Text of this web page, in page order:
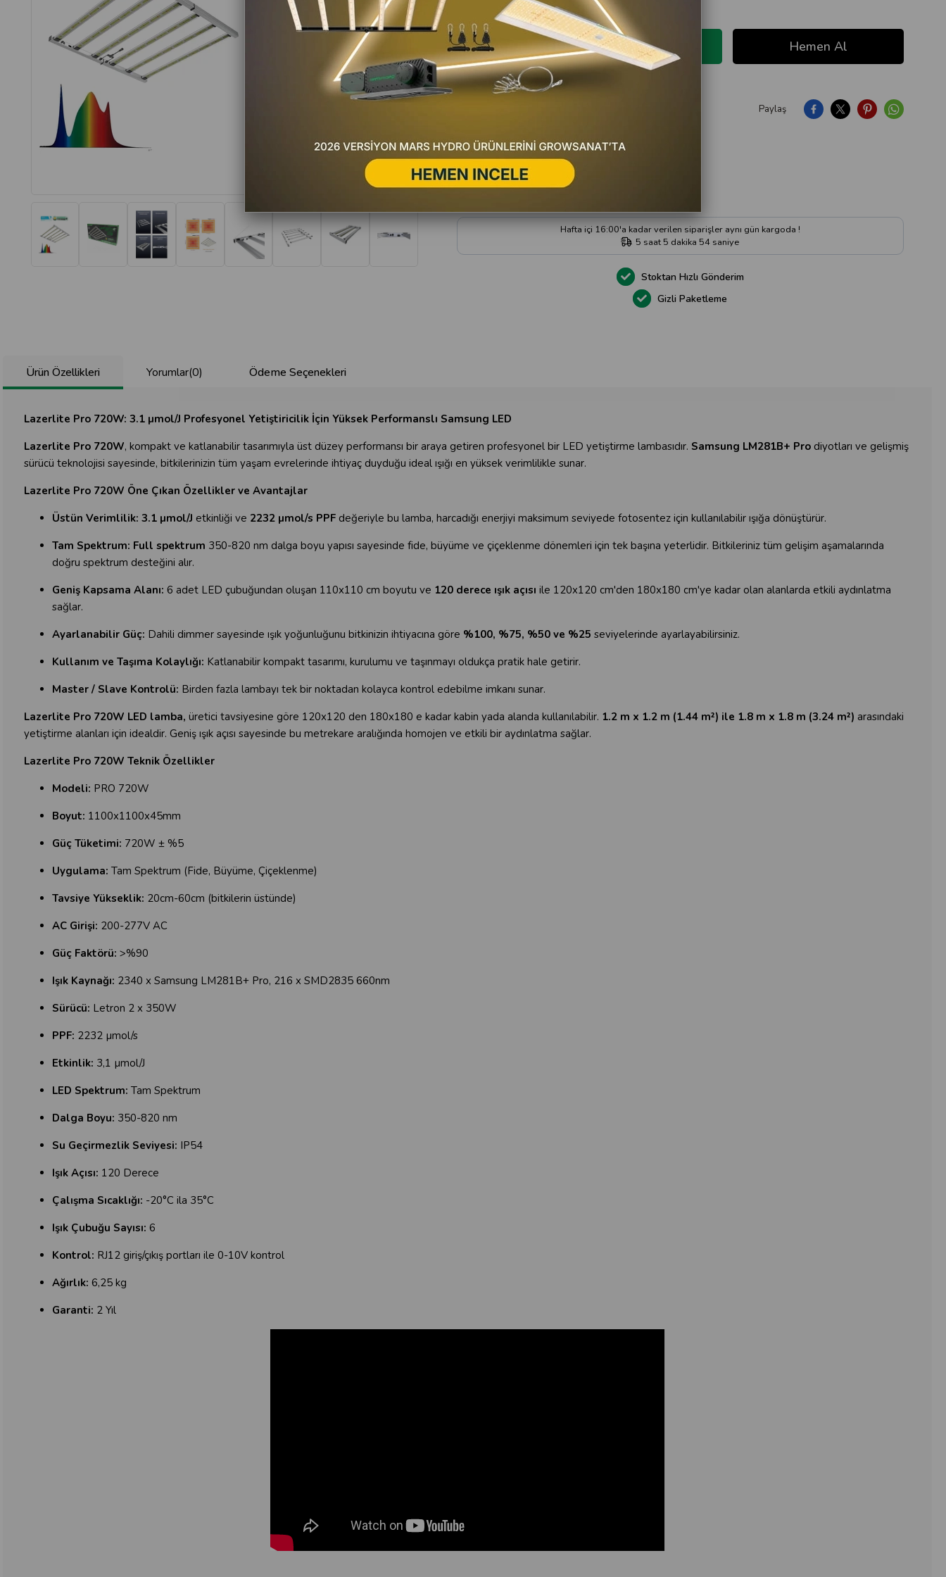
Paylaş
Yorum Yaz
Satıcıya Soru Sor
Hafta içi 16:00'a kadar verilen siparişler aynı gün kargoda !
5 saat 5 dakika 53 saniye
Stoktan Hızlı Gönderim
Gizli Paketleme
Ürün Özellikleri Yorumlar(0) Ödeme Seçenekleri
Lazerlite Pro 720W: 3.1 µmol/J Profesyonel Yetiştiricilik İçin Yüksek Performanslı Samsung LED
Lazerlite Pro 720W, kompakt ve katlanabilir tasarımıyla üst düzey performansı bir araya getiren profesyonel bir LED yetiştirme lambasıdır. Samsung LM281B+ Prodiyotları ve gelişmiş
sürücü teknolojisi sayesinde, bitkilerinizin tüm yaşam evrelerinde ihtiyaç duyduğu ideal ışığı en yüksek verimlilikle sunar.
Lazerlite Pro 720W Öne Çıkan Özellikler ve Avantajlar
Üstün Verimlilik: 3.1µmol/J etkinliği ve 2232 µmol/s PPFdeğeriyle bu lamba, harcadığı enerjiyi maksimum seviyede fotosentez için kullanılabilir ışığa dönüştürür.
Tam Spektrum: Full spektrum 350-820 nm dalga boyu yapısı sayesinde fide, büyüme ve çiçeklenme dönemleri için tek başına yeterlidir. Bitkileriniz tüm gelişim aşamalarında
doğru spektrum desteğini alır.
Geniş Kapsama Alanı: 6 adet LED çubuğundan oluşan 110x110 cm boyutu ve 120 derece ışık açısı ile 120x120 cm'den 180x180 cm'ye kadar olan alanlarda etkili aydınlatma
sağlar.
Ayarlanabilir Güç: Dahili dimmer sayesinde ışık yoğunluğunu bitkinizin ihtiyacına göre %100, %75, %50 ve %25 seviyelerinde ayarlayabilirsiniz.
Kullanım ve Taşıma Kolaylığı: Katlanabilir kompakt tasarımı, kurulumu ve taşınmayı oldukça pratik hale getirir.
Master / Slave Kontrolü: Birden fazla lambayı tek bir noktadan kolayca kontrol edebilme imkanı sunar.
Lazerlite Pro 720W LED lamba, üretici tavsiyesine göre 120x120 den 180x180 e kadar kabin yada alanda kullanılabilir. 1.2 m x 1.2 m (1.44 m²) ile 1.8 m x 1.8 m (3.24 m²) arasındaki
yetiştirme alanları için idealdir. Geniş ışık açısı sayesinde bu metrekare aralığında homojen ve etkili bir aydınlatma sağlar.
Lazerlite Pro 720W Teknik Özellikler
Modeli: PRO 720W
Boyut: 1100x1100x45mm
Güç Tüketimi: 720W ± %5
Uygulama: Tam Spektrum (Fide, Büyüme, Çiçeklenme)
Tavsiye Yükseklik: 20cm-60cm (bitkilerin üstünde)
AC Girişi: 200-277V AC
Güç Faktörü: >%90
Işık Kaynağı: 2340 x Samsung LM281B+ Pro, 216 x SMD2835 660nm
Sürücü: Letron 2 x 350W
PPF: 2232 µmol/s
Etkinlik: 3,1 µmol/J
LED Spektrum: Tam Spektrum
Dalga Boyu: 350-820 nm
Su Geçirmezlik Seviyesi: IP54
Işık Açısı: 120 Derece
Çalışma Sıcaklığı: -20°C ila 35°C
Işık Çubuğu Sayısı: 6
Kontrol: RJ12 giriş/çıkış portları ile 0-10V kontrol
Ağırlık: 6,25 kg
Garanti: 2 Yıl